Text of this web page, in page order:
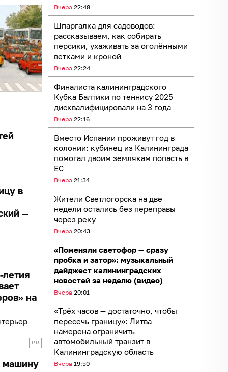
Вчера 22:48
Шпаргалка для садоводов:
рассказываем, как собирать
персики, ухаживать за оголёнными
ветками и кроной
Вчера 22:24
Финалиста калининградского
Кубка Балтики по теннису 2025
дисквалифицировали на 3 года
Вчера 22:16
Вместо Испании проживут год в
колонии: кубинец из Калининграда
помогал двоим землякам попасть в
ЕС
Вчера 21:34
Жители Светлогорска на две
недели остались без переправы
через реку
Вчера 20:43
«Поменяли светофор — сразу
пробка и затор»: музыкальный
дайджест калининградских
новостей за неделю (видео)
Вчера 20:01
«Трёх часов — достаточно, чтобы
пересечь границу»: Литва
намерена ограничить
автомобильный транзит в
Калининградскую область
Вчера 19:50
в
—
летия
на
машину